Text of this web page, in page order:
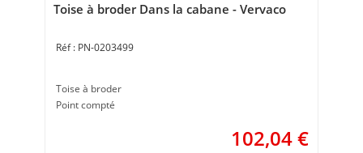
Toise à broder Dans la cabane - Vervaco
PN-0203499
Toise à broder
Point compté
102,04€